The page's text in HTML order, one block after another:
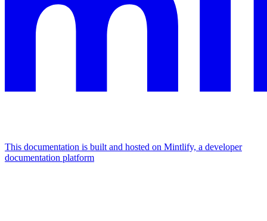
This documentation is built and hosted on Mintlify, a developer
documentation platform